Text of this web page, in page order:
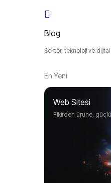
Blog
Sektör, teknoloji ve
En Yeni
Web Sitesi
Fikirden ürüne,